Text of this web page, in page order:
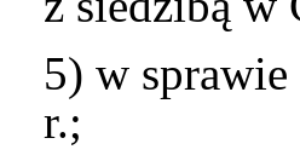
5) w sprawie
r.;